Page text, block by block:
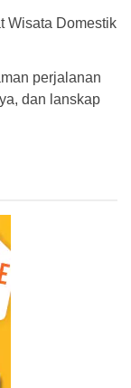
Wisata Domestik
perjalanan
dan lanskap